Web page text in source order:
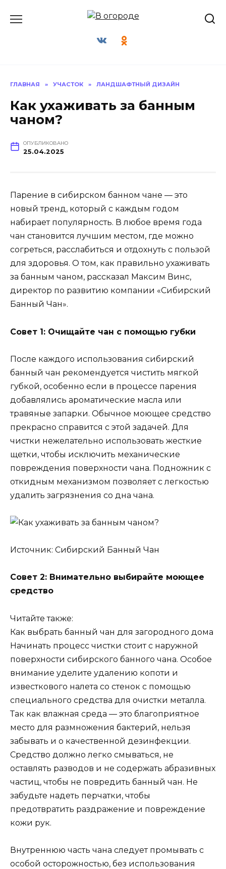
ГЛАВНАЯ » УЧАСТОК » ЛАНДШАФТНЫЙ ДИЗАЙН
Как ухаживать за банным
чаном?
ОПУБЛИКОВАНО
25.04.2025
Парение в сибирском банном чане — это
новый тренд, который с каждым годом
набирает популярность. В любое время года
чан становится лучшим местом, где можно
согреться, расслабиться и отдохнуть с пользой
для здоровья. О том, как правильно ухаживать
за банным чаном, рассказал Максим Винс,
директор по развитию компании «Сибирский
Банный Чан».
Совет 1: Очищайте чан с помощью губки
После каждого использования сибирский
банный чан рекомендуется чистить мягкой
губкой, особенно если в процессе парения
добавлялись ароматические масла или
травяные запарки. Обычное моющее средство
прекрасно справится с этой задачей. Для
чистки нежелательно использовать жесткие
щетки, чтобы исключить механические
повреждения поверхности чана. Подножник с
откидным механизмом позволяет с легкостью
удалить загрязнения со дна чана.
Источник: Сибирский Банный Чан
Совет 2: Внимательно выбирайте моющее
средство
Читайте также:
Как выбрать банный чан для загородного дома
Начинать процесс чистки стоит с наружной
поверхности сибирского банного чана. Особое
внимание уделите удалению копоти и
известкового налета со стенок с помощью
специального средства для очистки металла.
Так как влажная среда — это благоприятное
место для размножения бактерий, нельзя
забывать и о качественной дезинфекции.
Средство должно легко смываться, не
оставлять разводов и не содержать абразивных
частиц, чтобы не повредить банный чан. Не
забудьте надеть перчатки, чтобы
предотвратить раздражение и повреждение
кожи рук.
Внутреннюю часть чана следует промывать с
особой осторожностью, без использования